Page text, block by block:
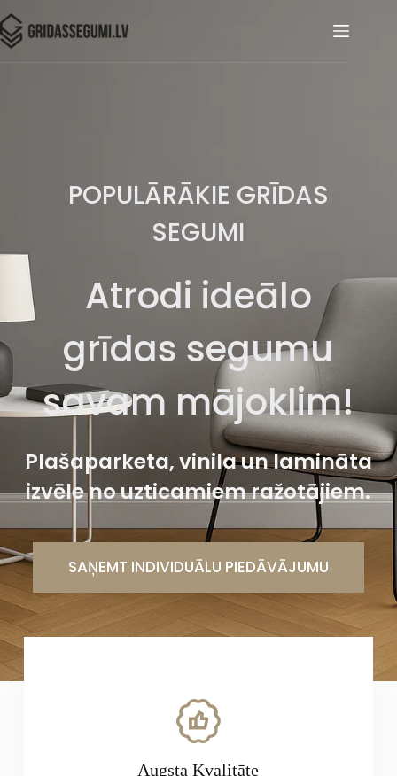
POPULĀRĀKIE GRĪDAS
SEGUMI
Atrodi ideālo
grīdas segumu
savam mājoklim!
Plašaparketa, vinila un lamināta
izvēle no uzticamiem ražotājiem.
SAŅEMT INDIVIDUĀLU PIEDĀVĀJUMU
Augsta Kvalitāte